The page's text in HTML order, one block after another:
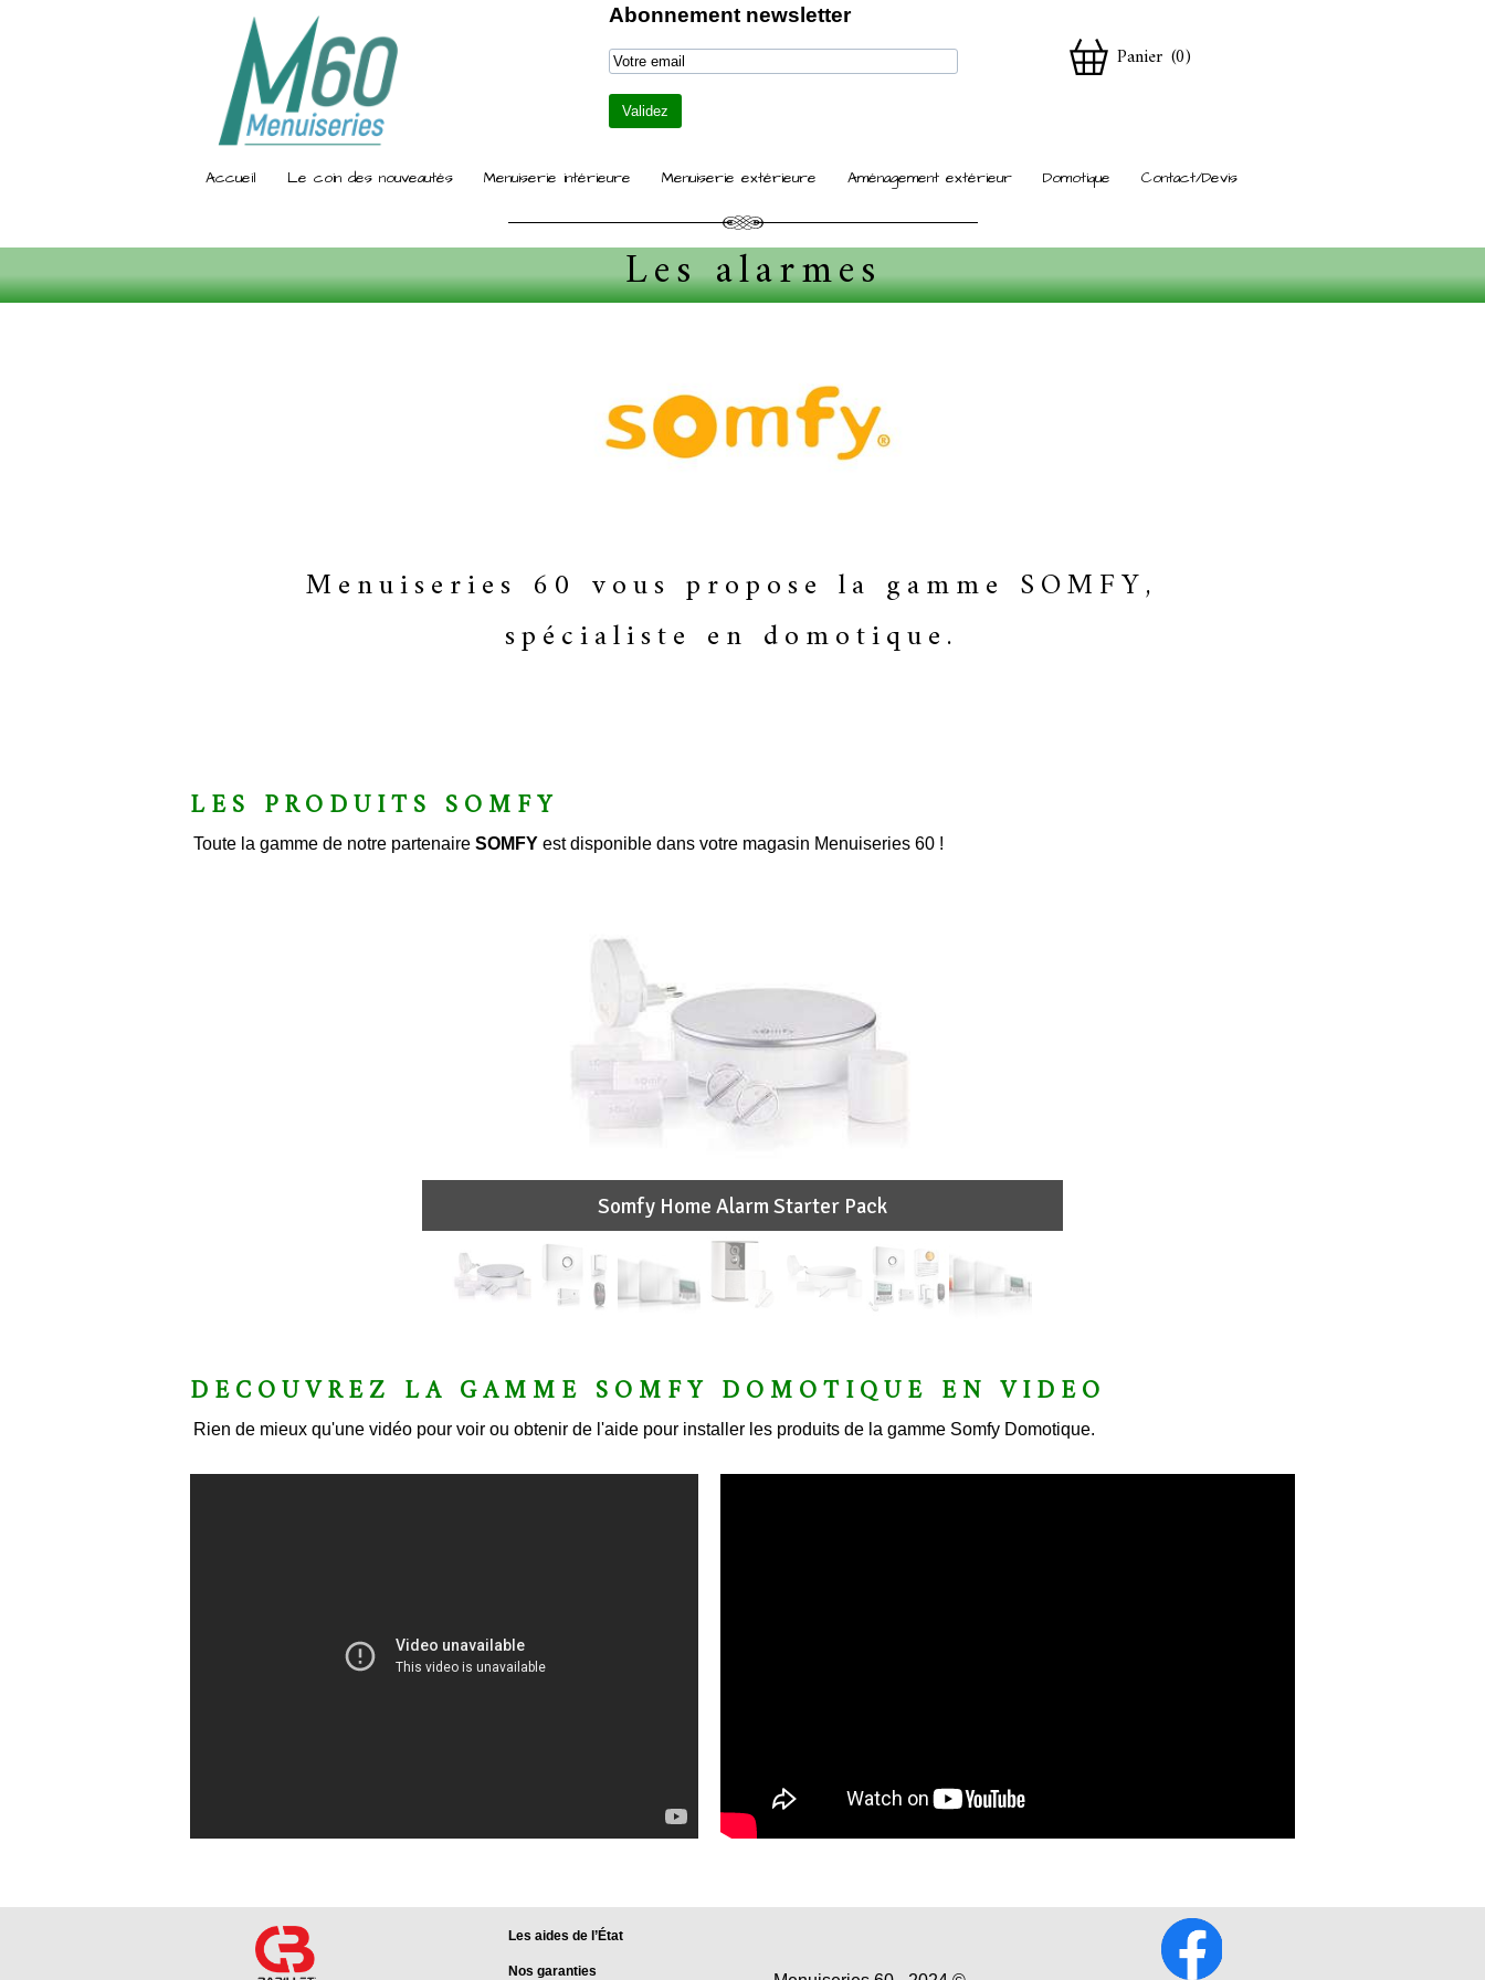
Abonnement newsletter
Panier (0)
Accueil Le coin des nouveautés Menuiserie intérieure Menuiserie extérieure Aménagement extérieur Domotique Contact/Devis
Menuiseries 60 vous propose la gamme SOMFY,
spécialiste en domotique.
LES PRODUITS SOMFY
Toute la gamme de notre partenaire SOMFY est disponible dans votre magasin Menuiseries 60 !
Somfy Home Alarm Starter Pack
DECOUVREZ LA GAMME SOMFY DOMOTIQUE EN VIDEO
Rien de mieux qu'une vidéo pour voir ou obtenir de l'aide pour installer les produits de la gamme Somfy Domotique.
Nos garanties
Les aides de l’État
Les alarmes